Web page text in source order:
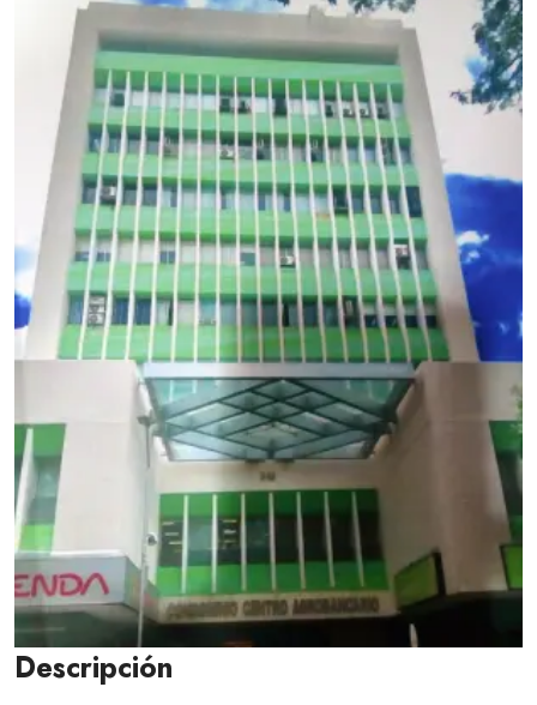
Descripción